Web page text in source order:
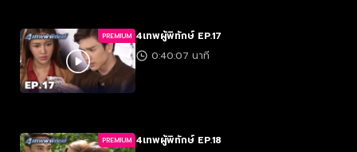
PREMIUM 4เทพผู้พิทักษ์ EP.17
0:40:07 นาที
PREMIUM 4เทพผู้พิทักษ์ EP.18